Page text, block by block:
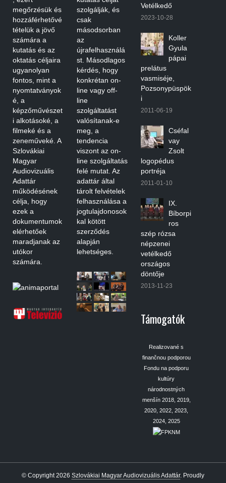
megőrzésük és
hozzáférhetővé
tételük a jövő
számára a
kutatás és az
oktatás céljaira
ugyanolyan
fontos, mint a
nyomtatványok
é, a
képzőművészet
i alkotásoké, a
filmeké és a
zeneműveké. A
Szlovákiai
Magyar
Audiovizuális
Adattár
működésének
célja, hogy
ezek a
dokumentumok
elérhetőek
maradjanak az
utókor
számára.
szolgálják, és
csak
másodsorban
az
újrafelhasználá
st. Másodlagos
kérdés, hogy
konkrétan on-
line vagy off-
line
szolgáltatást
valósítanak-e
meg, a
tendencia
viszont az on-
line szolgáltatás
felé mutat. Az
adattár által
tárolt felvételek
felhasználása a
jogtulajdonosok
kal kötött
szerződés
alapján
lehetséges.
Vetélkedő
2023-10-28
Koller
Gyula
pápai
prelátus
vasmiséje,
Pozsonypüspök
i
2011-06-19
Cséfal
vay
Zsolt
logopédus
portréja
2011-01-10
IX.
Bíborpi
ros
szép rózsa
népzenei
vetélkedő
országos
döntője
2013-11-23
Támogatók
Realizované s
finančnou podporou
Fondu na podporu
kultúry
národnostných
menšín 2018, 2019,
2020, 2022, 2023,
2024, 2025
© Copyright 2026 Szlovákiai Magyar Audiovizuális Adattár. Proudly